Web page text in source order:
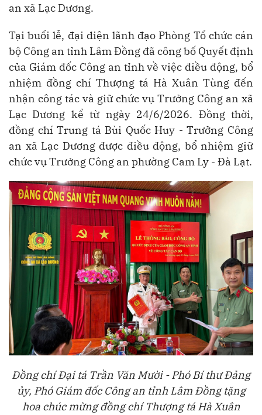
an xã Lạc Dương.
Tại buổi lễ, đại diện lãnh đạo Phòng Tổ chức cán
bộ Công an tỉnh Lâm Đồng đã công bố Quyết định
của Giám đốc Công an tỉnh về việc điều động, bổ
nhiệm đồng chí Thượng tá Hà Xuân Tùng đến
nhận công tác và giữ chức vụ Trưởng Công an xã
Lạc Dương kể từ ngày 24/6/2026. Đồng thời,
đồng chí Trung tá Bùi Quốc Huy - Trưởng Công
an xã Lạc Dương được điều động, bổ nhiệm giữ
chức vụ Trưởng Công an phường Cam Ly - Đà Lạt.
Đồng chí Đại tá Trần Văn Mười - Phó Bí thư Đảng
ủy, Phó Giám đốc Công an tỉnh Lâm Đồng tặng
hoa chúc mừng đồng chí Thượng tá Hà Xuân